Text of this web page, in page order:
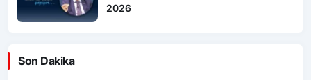
2026
Son Dakika